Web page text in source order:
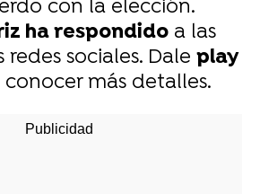
con la elección.
ha respondido a las
redes sociales. Dale play
más detalles.